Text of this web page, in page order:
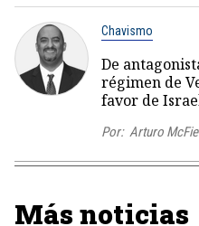
Chavismo
De
régimen de
favor de
Por: Arturo
Más noticias